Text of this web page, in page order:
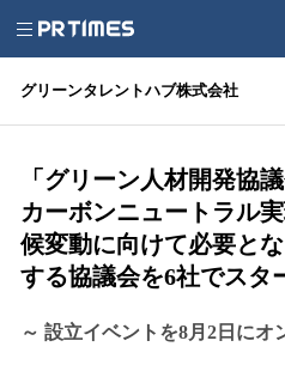
グリーンタレントハブ株式会社
「グリーン人材開発協
カーボンニュートラル
候変動に向けて必要と
する協議会を6社でスタ
～ 設立イベントを8月2日にオ